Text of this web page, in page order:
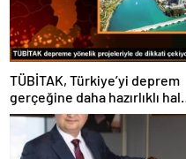
TÜBİTAK, Türkiye’yi deprem
gerçeğine daha hazırlıklı
getiriyor